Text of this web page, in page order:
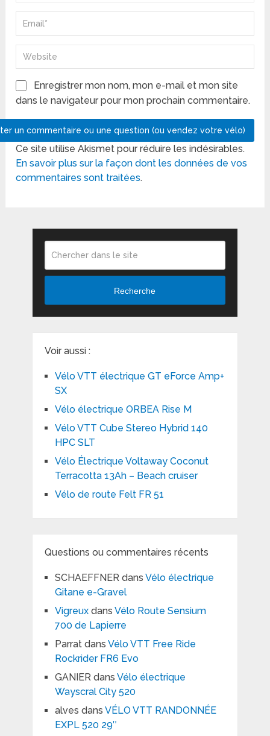
Enregistrer mon nom, mon e-mail et mon site
dans le navigateur pour mon prochain commentaire.
Ce site utilise Akismet pour réduire les indésirables.
En savoir plus sur la façon dont les données de vos
commentaires sont traitées.
Recherche
Voir aussi :
Vélo VTT électrique GT eForce Amp+
SX
Vélo électrique ORBEA Rise M
Vélo VTT Cube Stereo Hybrid 140
HPC SLT
Vélo Électrique Voltaway Coconut
Terracotta 13Ah – Beach cruiser
Vélo de route Felt FR 51
Questions ou commentaires récents
SCHAEFFNERdans Vélo électrique
Gitane e-Gravel
Vigreuxdans Vélo Route Sensium
700 de Lapierre
Parratdans Vélo VTT Free Ride
Rockrider FR6 Evo
GANIERdans Vélo électrique
Wayscral City 520
alves dans VÉLO VTT RANDONNÉE
EXPL 520 29″